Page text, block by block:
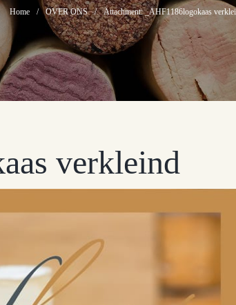
Home OVER ONS Attachment: _AHF1186logokaas
verkleind